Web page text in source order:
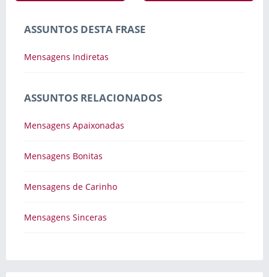
ASSUNTOS DESTA FRASE
Mensagens Indiretas
ASSUNTOS RELACIONADOS
Mensagens Apaixonadas
Mensagens Bonitas
Mensagens de Carinho
Mensagens Sinceras